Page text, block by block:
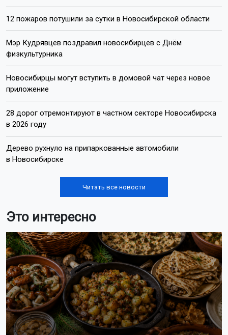
12 пожаров потушили за сутки в Новосибирской области
Мэр Кудрявцев поздравил новосибирцев с Днём
физкультурника
Новосибирцы могут вступить в домовой чат через новое
приложение
28 дорог отремонтируют в частном секторе Новосибирска
в 2026 году
Дерево рухнуло на припаркованные автомобили
в Новосибирске
Читать все новости
Это интересно